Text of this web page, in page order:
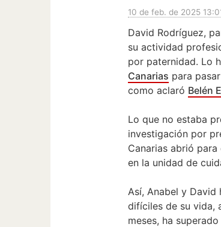
10 de feb. de 2025
David Rodríguez,
su actividad
por paternidad. Lo
Canarias para
como aclaró Belén
Lo que no estaba
investigación por
Canarias abrió
en la unidad de
Así, Anabel y David
difíciles de su vida,
meses, ha